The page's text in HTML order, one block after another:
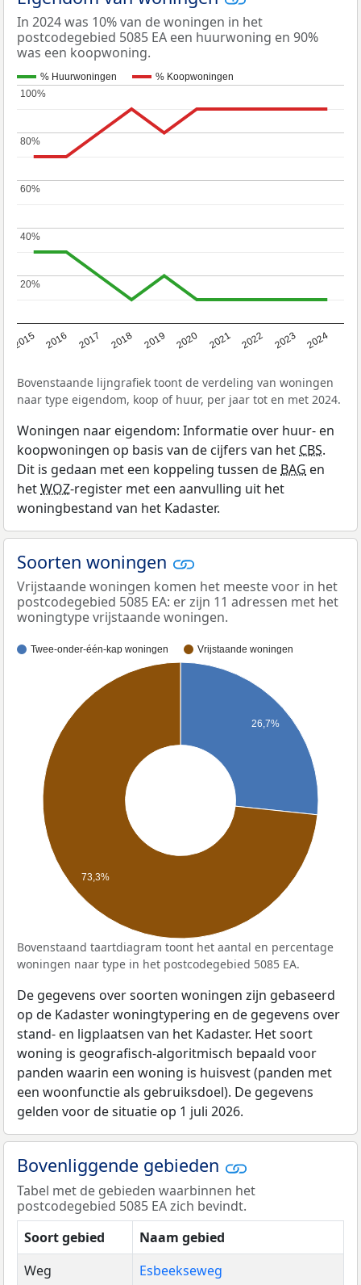
In 2024 was 10% van de woningen in het
postcodegebied 5085 EA een huurwoning en 90%
was een koopwoning.
% Huurwoningen % Koopwoningen
2015 2016 2017 2018 2019 2020 2021 2022 2023 2024
20%
20%
40%
40%
60%
60%
80%
80%
100%
100%
Bovenstaande lijngrafiek toont de verdeling van woningen
naar type eigendom, koop of huur, per jaar tot en met 2024.
Woningen naar eigendom: Informatie over huur- en
koopwoningen op basis van de cijfers van het CBS.
Dit is gedaan met een koppeling tussen de BAG en
hetWOZ-register met een aanvulling uit het
woningbestand van het Kadaster.
Soorten woningen
Vrijstaande woningen komen het meeste voor in het
postcodegebied 5085 EA: er zijn 11 adressen met het
woningtype vrijstaande woningen.
Twee-onder-één-kap woningen Vrijstaande woningen
26,7%
73,3%
Bovenstaand taartdiagram toont het aantal en percentage
woningen naar type in het postcodegebied 5085 EA.
De gegevens over soorten woningen zijn gebaseerd
op de Kadaster woningtypering en de gegevens over
stand- en ligplaatsen van het Kadaster. Het soort
woning is geografisch-algoritmisch bepaald voor
panden waarin een woning is huisvest (panden met
een woonfunctie als gebruiksdoel). De gegevens
gelden voor de situatie op 1 juli 2026.
Bovenliggende gebieden
Tabel met de gebieden waarbinnen het
postcodegebied 5085 EA zich bevindt.
Soort gebied
Naam gebied
Weg
Esbeekseweg